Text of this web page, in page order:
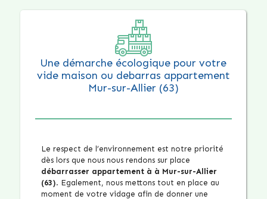
Une démarche écologique pour votre
vide maison ou debarras appartement
Mur-sur-Allier (63)
Le respect de l’environnement est notre priorité
dès lors que nous nous rendons sur place
débarrasser appartement à à Mur-sur-Allier
(63). Egalement, nous mettons tout en place au
moment de votre vidage afin de donner une